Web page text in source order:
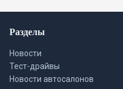
Разделы
Новости
Тест-драйвы
Новости автосалонов